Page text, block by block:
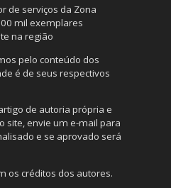
de serviços da Zona
mil exemplares
na região
pelo conteúdo dos
é de seus respectivos
de autoria própria e
site, envie um e-mail para
e se aprovado será
os créditos dos autores.